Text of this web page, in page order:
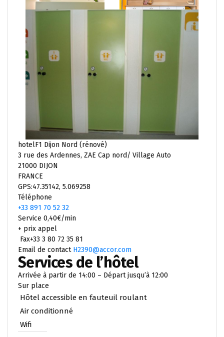
hotelF1 Dijon Nord (rénové)
3 rue des Ardennes, ZAE Cap nord/ Village Auto
21000 DIJON
FRANCE
GPS:47.35142, 5.069258
Téléphone
+33 891 70 52 32
Service 0,40€/min
+ prix appel
Fax+33 3 80 72 35 81
Email de contact H2390@accor.com
Services de l’hôtel
Arrivée à partir de 14:00 – Départ jusqu’à 12:00
Sur place
Hôtel accessible en fauteuil roulant
Air conditionné
Wifi